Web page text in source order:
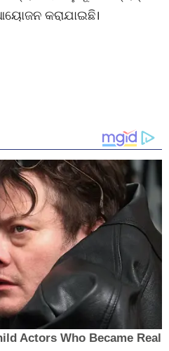
କରାଯାଇଛି।